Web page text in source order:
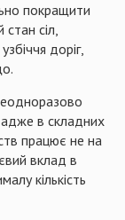
покращити
сіл,
доріг,
в складних
працює не на
вклад в
кількість